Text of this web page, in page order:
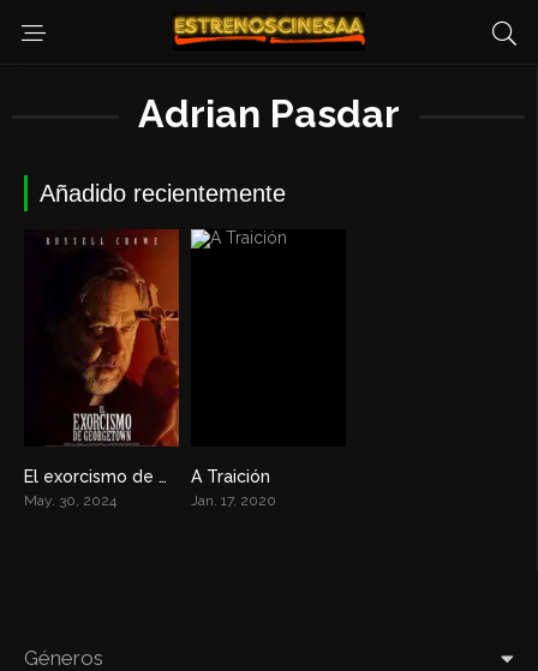
Adrian Pasdar
Añadido recientemente
4.1
El exorcismo de Georgetown
May. 30, 2024
A Traición
Jan. 17, 2020
Géneros